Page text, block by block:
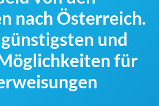
nach Österreich.
und
für